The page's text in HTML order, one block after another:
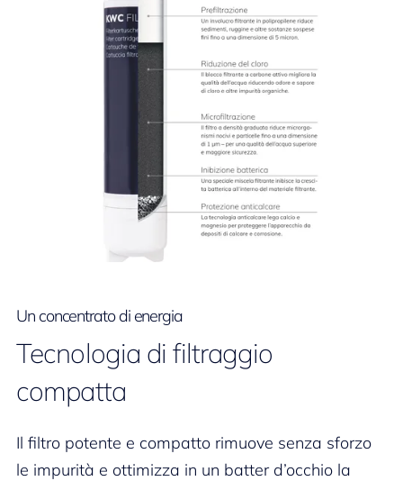
Un concentrato di energia
Tecnologia di filtraggio
compatta
Il filtro potente e compatto rimuove senza sforzo
le impurità e ottimizza in un batter d’occhio la